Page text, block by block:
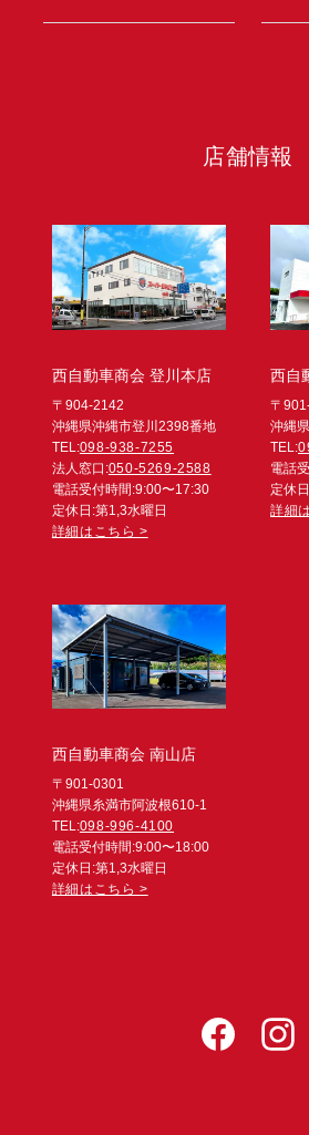
店舗情報
西自動車商会 登川本店
〒904-2142
沖縄県沖縄市登川2398番地
TEL:098-938-7255
法人窓口:050-5269-2588
電話受付時間:9:00〜17:30
定休日:第1,3水曜日
詳細はこちら >
西自
〒
沖縄
TEL:
電話
定休
詳細
西自動車商会 南山店
〒901-0301
沖縄県糸満市阿波根610-1
TEL:098-996-4100
電話受付時間:9:00〜18:00
定休日:第1,3水曜日
詳細はこちら >